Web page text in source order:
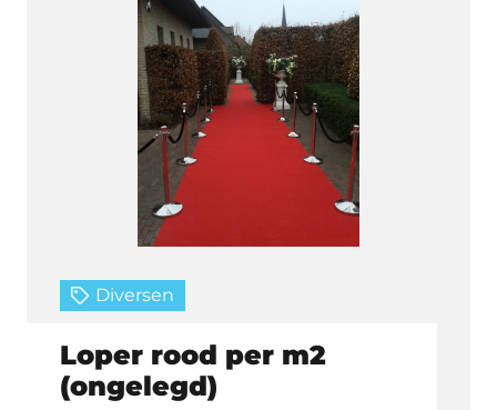
Diversen
Loper rood per m2
(ongelegd)